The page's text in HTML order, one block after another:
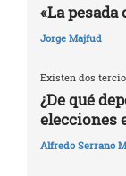
«La
Jorge Majfud
Existen dos
¿De qué
elecciones
Alfredo Serrano